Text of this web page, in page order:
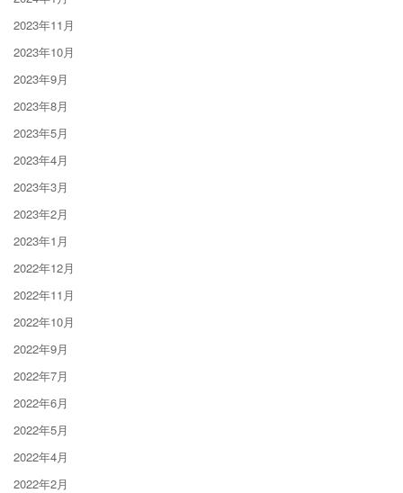
2023年11月
2023年10月
2023年9月
2023年8月
2023年5月
2023年4月
2023年3月
2023年2月
2023年1月
2022年12月
2022年11月
2022年10月
2022年9月
2022年7月
2022年6月
2022年5月
2022年4月
2022年2月